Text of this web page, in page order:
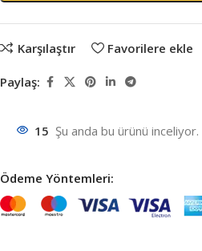
Karşılaştır Favorilere ekle
Paylaş:
15 Şu anda bu ürünü inceliyor.
Ödeme Yöntemleri: